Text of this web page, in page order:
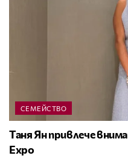
СЕМЕЙСТВО
Таня Ян привлече
Expo